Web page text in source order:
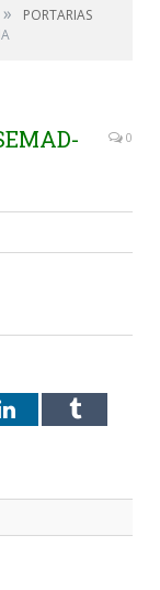
»
PORTARIAS
0
LinkedInTumblr